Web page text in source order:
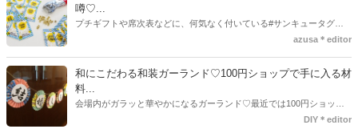
噂♡...
プチギフトや席次表などに、何気なく付いている#サンキュータグ実
はほとんどの花嫁さんが手作りしてるってご存知でしたか！？あるの
ま、付いてた方が断然可愛い♡そんなプレ花嫁さんたちの#サンキュー
タグアイデア、探してみました♪
azusa＊editor
和にこだわる和装ガーランド♡100円ショップで手に入る材
料...
会場内がガラッと華やかになるガーランド♡最近では100円ショップ
で既に完成された物が販売されていたり、ネット上でダウンロードし
DIY＊editor